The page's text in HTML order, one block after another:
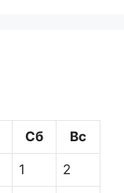
Сб Вс
1 2